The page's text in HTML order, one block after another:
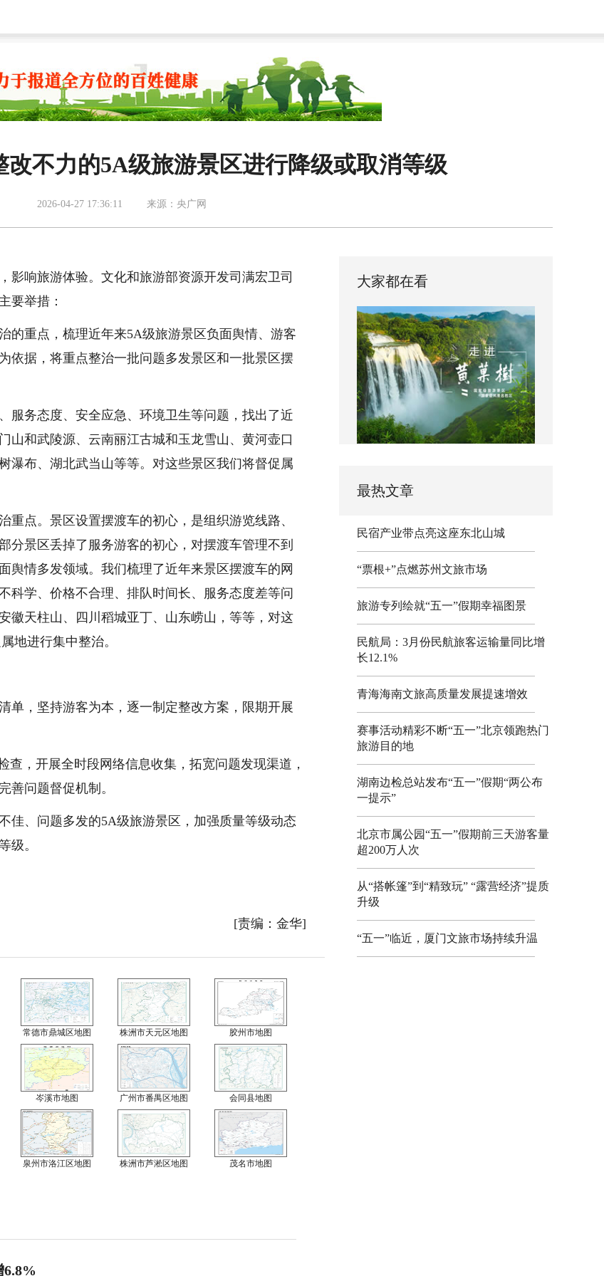
改不力的5A级旅游景区进行降级或取消等级
2026-04-27 17:36:11 来源：央广网
响旅游体验。文化和旅游部资源开发司满宏卫司
要举措：
重点，梳理近年来5A级旅游景区负面舆情、游客
依据，将重点整治一批问题多发景区和一批景区摆
务态度、安全应急、环境卫生等问题，找出了近
山和武陵源、云南丽江古城和玉龙雪山、黄河壶口
瀑布、湖北武当山等等。对这些景区我们将督促属
点。景区设置摆渡车的初心，是组织游览线路、
分景区丢掉了服务游客的初心，对摆渡车管理不到
舆情多发领域。我们梳理了近年来景区摆渡车的网
科学、价格不合理、排队时间长、服务态度差等问
徽天柱山、四川稻城亚丁、山东崂山，等等，对这
地进行集中整治。
，坚持游客为本，逐一制定整改方案，限期开展
，开展全时段网络信息收集，拓宽问题发现渠道，
善问题督促机制。
、问题多发的5A级旅游景区，加强质量等级动态
级。
[责编：金华]
常德市鼎城区地图 株洲市天元区地图 胶州市地图
岑溪市地图 广州市番禺区地图 会同县地图
泉州市洛江区地图 株洲市芦淞区地图 茂名市地图
大家都在看
最热文章
民宿产业带点亮这座东北山城
“票根+”点燃苏州文旅市场
旅游专列绘就“五一”假期幸福图景
民航局：3月份民航旅客运输量同比增
长12.1%
青海海南文旅高质量发展提速增效
赛事活动精彩不断“五一”北京领跑热门
旅游目的地
湖南边检总站发布“五一”假期“两公布
一提示”
北京市属公园“五一”假期前三天游客量
超200万人次
从“搭帐篷”到“精致玩” “露营经济”提质
升级
“五一”临近，厦门文旅市场持续升温
6.8%